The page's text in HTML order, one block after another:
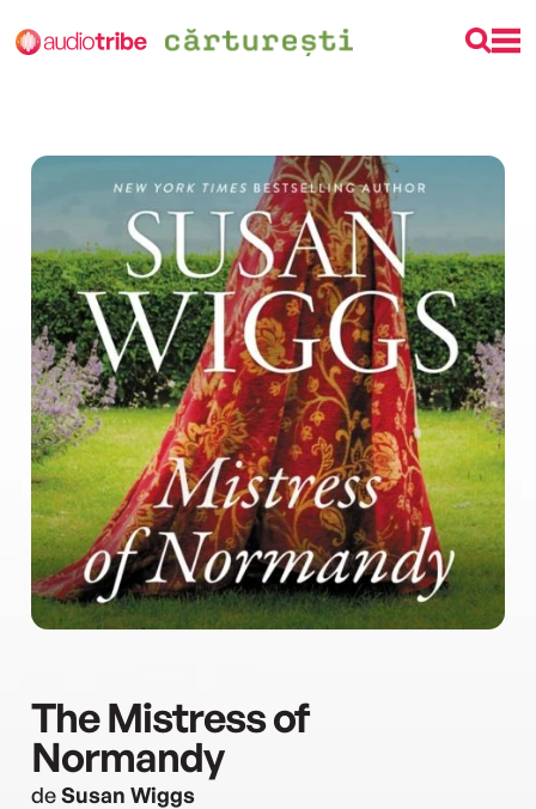
The Mistress of
Normandy
deSusan Wiggs